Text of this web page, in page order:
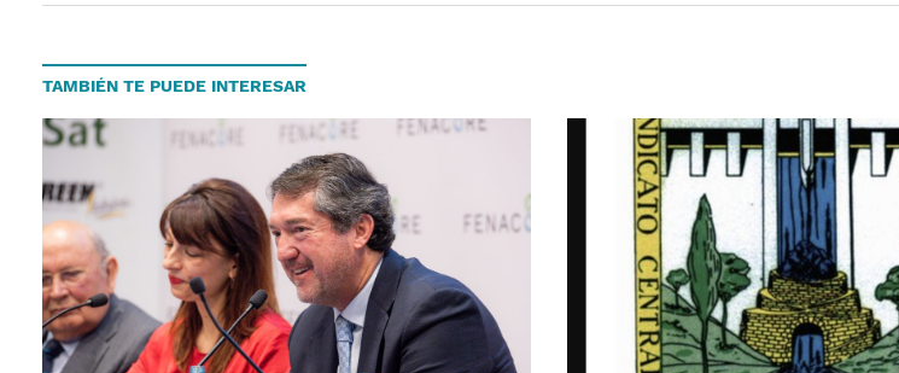
TAMBIÉN TE PUEDE INTERESAR